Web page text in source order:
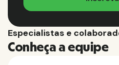
Especialistas e
Conheça a equipe